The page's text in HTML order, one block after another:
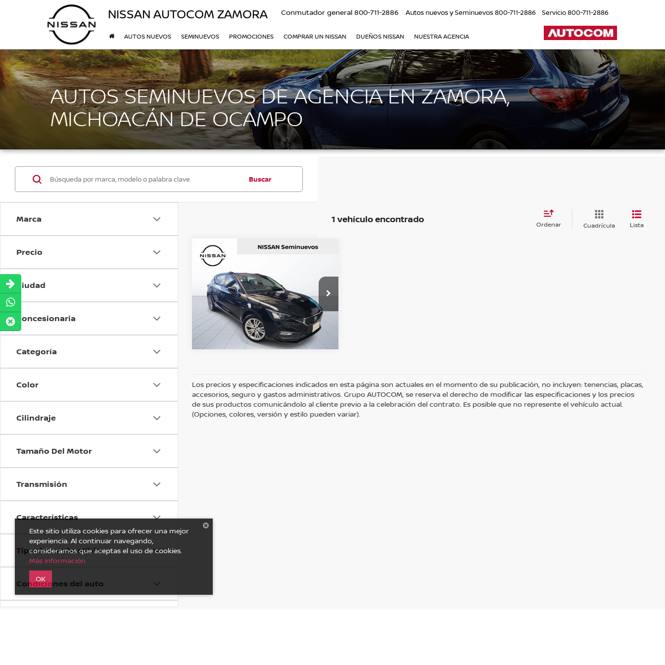
NISSAN AUTOCOM ZAMORA Conmutador general 800-711-2886 Autos nuevos y Seminuevos800-711-2886 Servicio800-711-2886
AUTOS NUEVOS SEMINUEVOS PROMOCIONES COMPRAR UN NISSAN DUEÑOS NISSAN NUESTRA AGENCIA
AUTOS SEMINUEVOS DE AGENCIA EN ZAMORA,
MICHOACÁN DE OCAMPO
Marca
Precio
Ciudad
Concesionaria
Categoría
Color
Cilindraje
Tamaño Del Motor
Transmisión
Características
Tipo de combustible
Condiciones del auto
Buscar
1 vehículo encontrado Ordenar Cuadrícula Lista
2021SEAT LEON
Nissan Autocom Morelia Chapultepec
Valores:589223
Disponible Ext.
Precio:
OBTÉN UNA COTIZACIÓN
OBTÉN FINANCIAMIENTO
CHATEA SOBRE EL AUTO
Comparar vehículo
Los precios y especificaciones indicados en esta página son actuales en el momento de su publicación, no incluyen: tenencias, placas,
accesorios, seguro y gastos administrativos. Grupo AUTOCOM, se reserva el derecho de modificar las especificaciones y los precios
de sus productos comunicándolo al cliente previo a la celebración del contrato. Es posible que no represente el vehículo actual.
(Opciones, colores, versión y estilo pueden variar).
Este sitio utiliza cookies para ofrecer una mejor
experiencia. Al continuar navegando,
consideramos que aceptas el uso de cookies.
Más información
OK